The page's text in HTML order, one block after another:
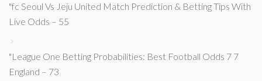
"fc Seoul Vs Jeju United Match Prediction & Betting Tips With
Live Odds – 55
"League One Betting Probabilities: Best Football Odds 7 7
England – 73